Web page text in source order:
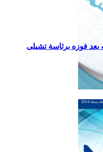
بعد فوزه برئاسة تشيلى